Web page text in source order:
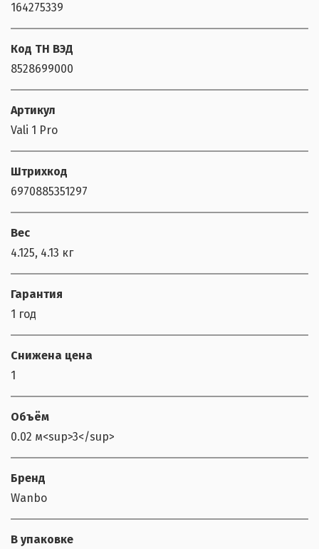
164275339
Код ТН ВЭД
8528699000
Артикул
Vali 1 Pro
Штрихкод
6970885351297
Вес
4.125, 4.13 кг
Гарантия
1 год
Снижена цена
1
Объём
0.02 м<sup>3</sup>
Бренд
Wanbo
В упаковке